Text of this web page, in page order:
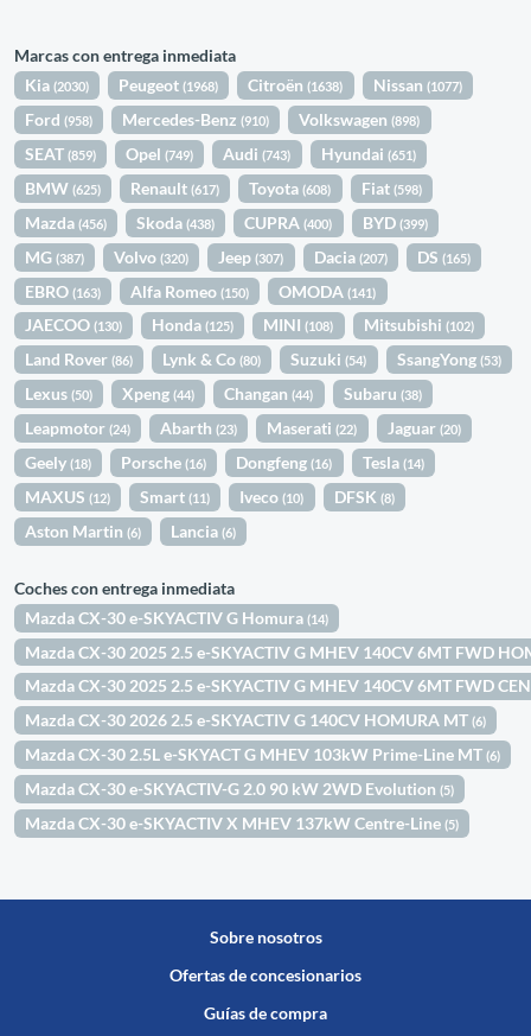
Marcas con entrega inmediata
Kia(2030) Peugeot(1968) Citroën(1638) Nissan (1077)
Ford(958) Mercedes-Benz(910) Volkswagen(898)
SEAT(859) Opel(749) Audi(743) Hyundai (651)
BMW(625) Renault(617) Toyota(608) Fiat (598)
Mazda(456) Skoda(438) CUPRA(400) BYD (399)
MG(387) Volvo(320) Jeep(307) Dacia (207) DS (165)
EBRO(163) Alfa Romeo(150) OMODA(141)
JAECOO(130) Honda(125) MINI(108) Mitsubishi (102)
Land Rover(86) Lynk & Co(80) Suzuki(54) SsangYong (53)
Lexus(50) Xpeng(44) Changan(44) Subaru (38)
Leapmotor(24) Abarth(23) Maserati(22) Jaguar (20)
Geely(18) Porsche(16) Dongfeng(16) Tesla (14)
MAXUS(12) Smart(11) Iveco(10) DFSK (8)
Aston Martin(6) Lancia(6)
Coches con entrega inmediata
Mazda CX-30 e-SKYACTIV G Homura(14)
Mazda CX-30 2025 2.5 e-SKYACTIV G MHEV 140CV 6MT FWD
Mazda CX-30 2025 2.5 e-SKYACTIV G MHEV 140CV 6MT FWD
Mazda CX-30 2026 2.5 e-SKYACTIV G 140CV HOMURA MT(6)
Mazda CX-30 2.5L e-SKYACT G MHEV 103kW Prime-Line MT(6)
Mazda CX-30 e-SKYACTIV-G 2.0 90 kW 2WD Evolution(5)
Mazda CX-30 e-SKYACTIV X MHEV 137kW Centre-Line(5)
Sobre nosotros
Ofertas de concesionarios
Guías de compra